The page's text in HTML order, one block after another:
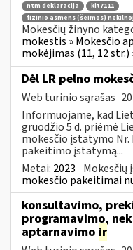
ntm deklaracija
kit7111
fizinio asmens (šeimos)
Mokesčių žinyno
mokestis » Mokesčio
mokėjimas (11, 12 str.)
Dėl LR pelno
Web turinio sąrašas
Informuojame, kad
gruodžio 5 d. priėmė
mokesčio įstatymo Nr.
pakeitimo įstatymą...
Metai: 2023
mokesčio pakeitimai
konsultavimo,
programavimo,
aptarnavimo ir